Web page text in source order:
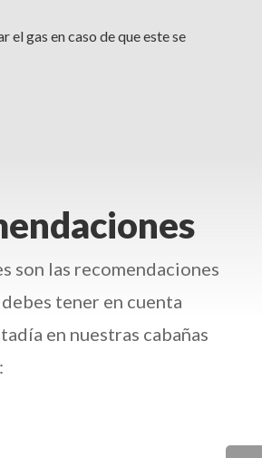
el gas en caso de que este se
son las recomendaciones
tener en cuenta
en nuestras cabañas